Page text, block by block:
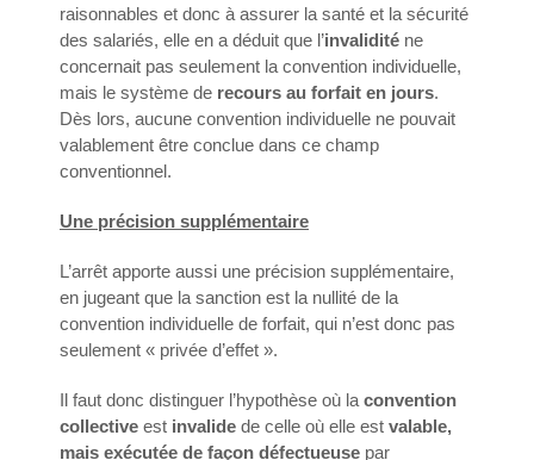
raisonnables et donc à assurer la santé et la sécurité
des salariés, elle en a déduit que l’invalidité ne
concernait pas seulement la convention individuelle,
mais le système de recours au forfait en jours.
Dès lors, aucune convention individuelle ne pouvait
valablement être conclue dans ce champ
conventionnel.
Une précision supplémentaire
L’arrêt apporte aussi une précision supplémentaire,
en jugeant que la sanction est la nullité de la
convention individuelle de forfait, qui n’est donc pas
seulement « privée d’effet ».
Il faut donc distinguer l’hypothèse où la convention
collective est invalide de celle où elle est valable,
mais exécutée de façon défectueuse par